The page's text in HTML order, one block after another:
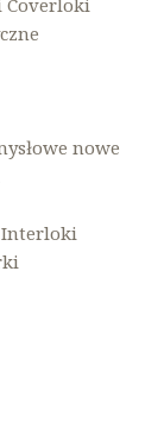
Coverloki
nowe
Interloki